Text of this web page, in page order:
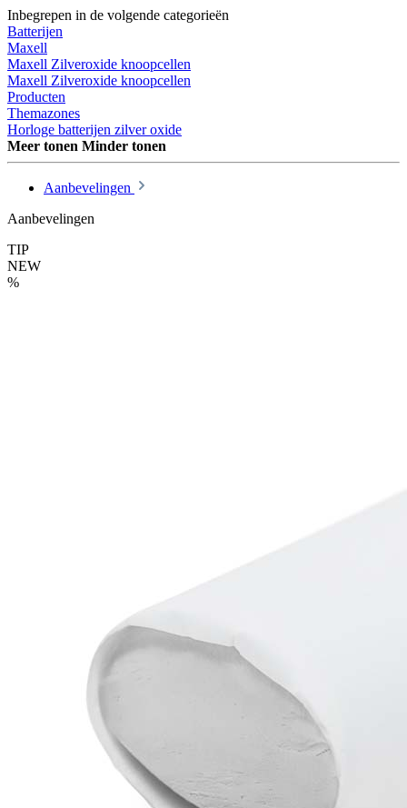
Inbegrepen in de volgende categorieën
Batterijen
Maxell
Maxell Zilveroxide knoopcellen
Maxell Zilveroxide knoopcellen
Producten
Themazones
Horloge batterijen zilver oxide
Meer tonen Minder tonen
Aanbevelingen
Aanbevelingen
TIP
NEW
%